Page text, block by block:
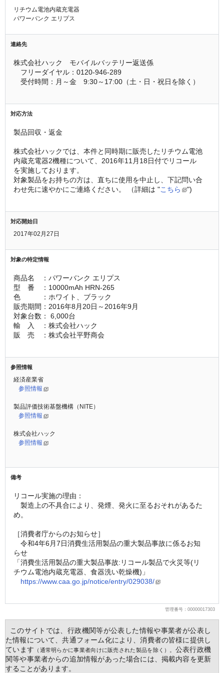
リチウム電池内蔵充電器
パワーバンク エリプス
連絡先
株式会社ハック　モバイルバッテリー返送係
フリーダイヤル：0120-946-289
受付時間：月～金　9:30～17:00（土・日・祝日を除く）
対応方法
製品回収・返金
株式会社ハックでは、本件と同時期に販売したリチウム電池
内蔵充電器2機種について、2016年11月18日付でリコール
を実施しております。
対象製品をお持ちの方は、直ちに使用を中止し、下記問い合
わせ先に速やかにご連絡ください。 （詳細は "こちら ")
対応開始日
2017年02月27日
対象の特定情報
商品名　：パワーバンク エリプス
型　番　：10000mAh HRN-265
色　　　：ホワイト、ブラック
販売期間：2016年8月20日～2016年9月
対象台数： 6,000台
輸　入　：株式会社ハック
販　売　：株式会社平野商会
参照情報
経済産業省
参照情報
製品評価技術基盤機構（NITE）
参照情報
株式会社ハック
参照情報
備考
リコール実施の理由：
製造上の不具合により、発煙、発火に至るおそれがあるた
め。
［消費者庁からのお知らせ］
令和4年6月7日消費生活用製品の重大製品事故に係るお知
らせ
「消費生活用製品の重大製品事故:リコール製品で火災等(リ
チウム電池内蔵充電器、食器洗い乾燥機)」
https://www.caa.go.jp/notice/entry/029038/
管理番号：00000017303
このサイトでは、行政機関等が公表した情報や事業者が公表し
た情報について、共通フォーム化により、消費者の皆様に提供し
ています
（通常明らかに事業者向けに販売された製品を除く）。 公表行政機
関等や事業者からの追加情報があった場合には、掲載内容を更新
することがあります。